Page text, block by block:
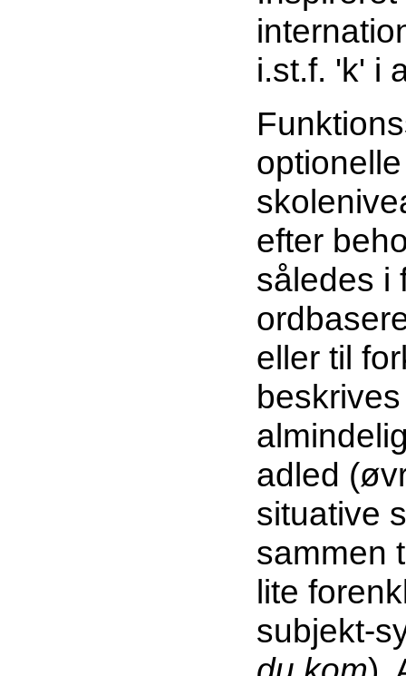
i.st.f. 'k' i
efter
således i
eller til
adled
situative
sammen
lite
subjekt-